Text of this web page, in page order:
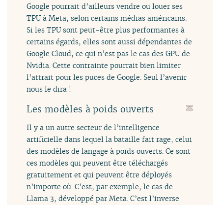
Google pourrait d’ailleurs vendre ou louer ses
TPU à Meta, selon certains médias américains.
Si les TPU sont peut-être plus performantes à
certains égards, elles sont aussi dépendantes de
Google Cloud, ce qui n’est pas le cas des GPU de
Nvidia. Cette contrainte pourrait bien limiter
l’attrait pour les puces de Google. Seul l’avenir
nous le dira !
Les modèles à poids ouverts
Il y a un autre secteur de l’intelligence
artificielle dans lequel la bataille fait rage, celui
des modèles de langage à poids ouverts. Ce sont
ces modèles qui peuvent être téléchargés
gratuitement et qui peuvent être déployés
n’importe où. C’est, par exemple, le cas de
Llama 3, développé par Meta. C’est l’inverse